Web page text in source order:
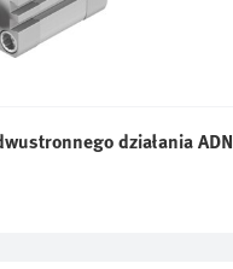
działania ADN